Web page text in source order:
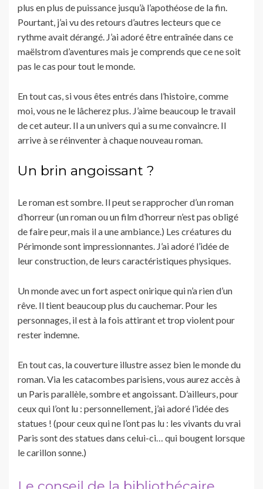
plus en plus de puissance jusqu’à l’apothéose de la fin.
Pourtant, j’ai vu des retours d’autres lecteurs que ce
rythme avait dérangé. J’ai adoré être entraînée dans ce
maëlstrom d’aventures mais je comprends que ce ne soit
pas le cas pour tout le monde.
En tout cas, si vous êtes entrés dans l’histoire, comme
moi, vous ne le lâcherez plus. J’aime beaucoup le travail
de cet auteur. Il a un univers qui a su me convaincre. Il
arrive à se réinventer à chaque nouveau roman.
Un brin angoissant ?
Le roman est sombre. Il peut se rapprocher d’un roman
d’horreur (un roman ou un film d’horreur n’est pas obligé
de faire peur, mais il a une ambiance.) Les créatures du
Périmonde sont impressionnantes. J’ai adoré l’idée de
leur construction, de leurs caractéristiques physiques.
Un monde avec un fort aspect onirique qui n’a rien d’un
rêve. Il tient beaucoup plus du cauchemar. Pour les
personnages, il est à la fois attirant et trop violent pour
rester indemne.
En tout cas, la couverture illustre assez bien le monde du
roman. Via les catacombes parisiens, vous aurez accès à
un Paris parallèle, sombre et angoissant. D’ailleurs, pour
ceux qui l’ont lu : personnellement, j’ai adoré l’idée des
statues ! (pour ceux qui ne l’ont pas lu : les vivants du vrai
Paris sont des statues dans celui-ci… qui bougent lorsque
le carillon sonne.)